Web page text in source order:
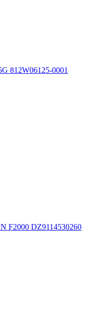
812W06125-0001
F2000 DZ9114530260